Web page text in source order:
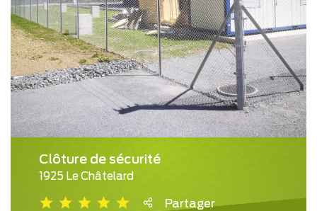
Clôture de sécurité
1925 Le Châtelard
Partager